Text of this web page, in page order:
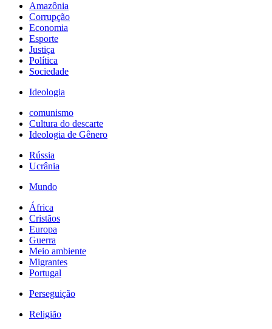
Amazônia
Corrupção
Economia
Esporte
Justiça
Política
Sociedade
Ideologia
comunismo
Cultura do descarte
Ideologia de Gênero
Rússia
Ucrânia
Mundo
África
Cristãos
Europa
Guerra
Meio ambiente
Migrantes
Portugal
Perseguição
Religião